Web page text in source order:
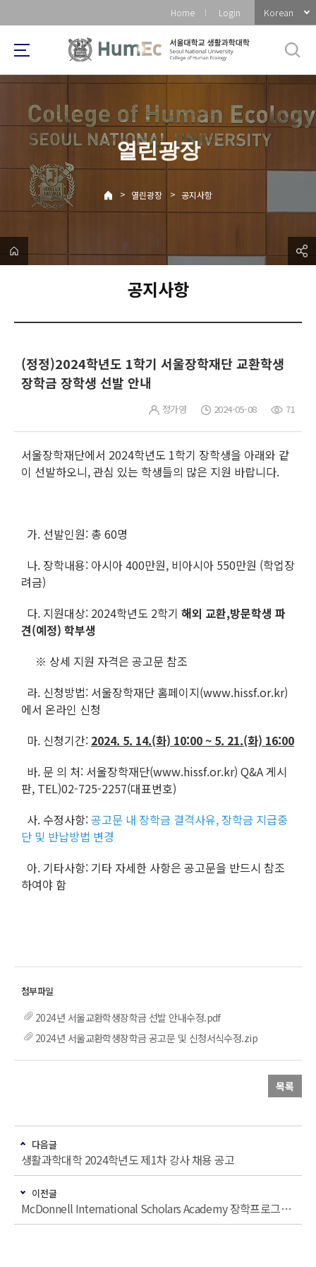
로
메
Home Login Korean
열린광장
> 열린광장 > 공지사항
공지사항
(정정)2024학년도 1학기 서울장학재단 교환학생
장학금 장학생 선발 안내
정가영 2024-05-08 71
서울장학재단에서 2024학년도 1학기 장학생을 아래와 같
이 선발하오니, 관심 있는 학생들의 많은 지원 바랍니다.
가. 선발인원: 총 60명
나. 장학내용: 아시아 400만원, 비아시아 550만원 (학업장
려금)
다. 지원대상: 2024학년도 2학기 해외 교환,방문학생 파
견(예정) 학부생
※ 상세 지원 자격은 공고문 참조
라. 신청방법: 서울장학재단 홈페이지(www.hissf.or.kr)
에서 온라인 신청
마. 신청기간: 2024. 5. 14.(화) 10:00 ~ 5. 21.(화) 16:00
바. 문 의 처: 서울장학재단(www.hissf.or.kr) Q&A 게시
판, TEL)02-725-2257(대표번호)
사. 수정사항:공고문 내 장학금 결격사유, 장학금 지급중
단 및 반납방법 변경
아. 기타사항: 기타 자세한 사항은 공고문을 반드시 참조
하여야 함
2024년 서울교환학생장학금 선발 안내수정.pdf
2024년 서울교환학생장학금 공고문 및 신청서식수정.zip
목록
다음글
생활과학대학 2024학년도 제1차 강사 채용 공고
이전글
McDonnell International Scholars Academy 장학프로그램 설명회 개최 안내